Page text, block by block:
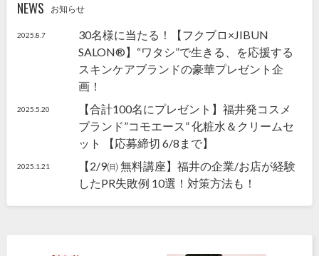
NEWS お知らせ
2025.8.7
30名様に当たる！【フクブロ×JIBUN
SALON®】“ワタシ”で生きる、を応援する
スキンケアブランドの豪華プレゼント企
画！
2025.5.20
【合計100名にプレゼント】福井発コスメ
ブランド”コモエース” 化粧水＆クリームセ
ット 【応募締切 6/8まで】
2025.1.21
【2/9㈰ 無料講座】福井の企業/お店が経験
したPR失敗例 10選！対策方法も！